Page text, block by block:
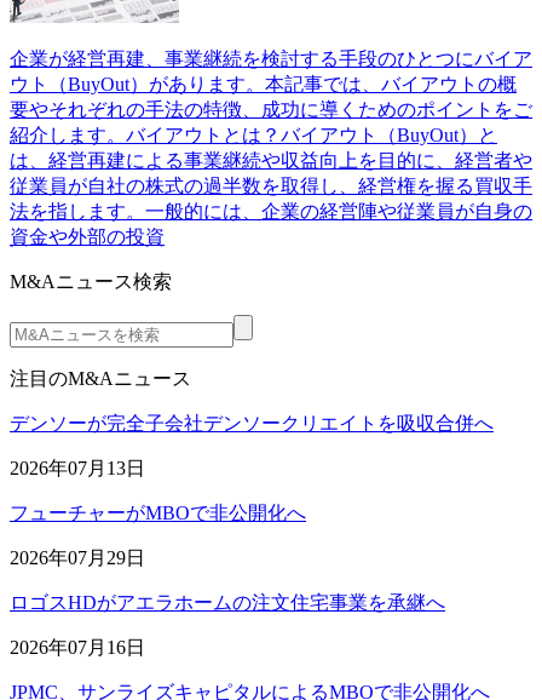
企業が経営再建、事業継続を検討する手段のひとつにバイア
ウト（BuyOut）があります。本記事では、バイアウトの概
要やそれぞれの手法の特徴、成功に導くためのポイントをご
紹介します。バイアウトとは？バイアウト（BuyOut）と
は、経営再建による事業継続や収益向上を目的に、経営者や
従業員が自社の株式の過半数を取得し、経営権を握る買収手
法を指します。一般的には、企業の経営陣や従業員が自身の
資金や外部の投資
M&Aニュース検索
注目のM&Aニュース
デンソーが完全子会社デンソークリエイトを吸収合併へ
2026年07月13日
フューチャーがMBOで非公開化へ
2026年07月29日
ロゴスHDがアエラホームの注文住宅事業を承継へ
2026年07月16日
JPMC、サンライズキャピタルによるMBOで非公開化へ